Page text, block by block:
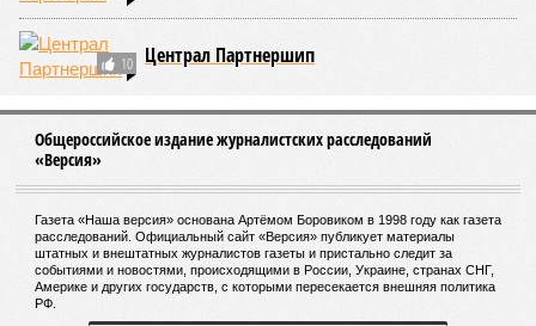
10 Централ Партнершип
Общероссийское издание журналистских расследований
«Версия»
Газета «Наша версия» основана Артёмом Боровиком в 1998 году как газета
расследований. Официальный сайт «Версия» публикует материалы
штатных и внештатных журналистов газеты и пристально следит за
событиями и новостями, происходящими в России, Украине, странах СНГ,
Америке и других государств, с которыми пересекается внешняя политика
РФ.